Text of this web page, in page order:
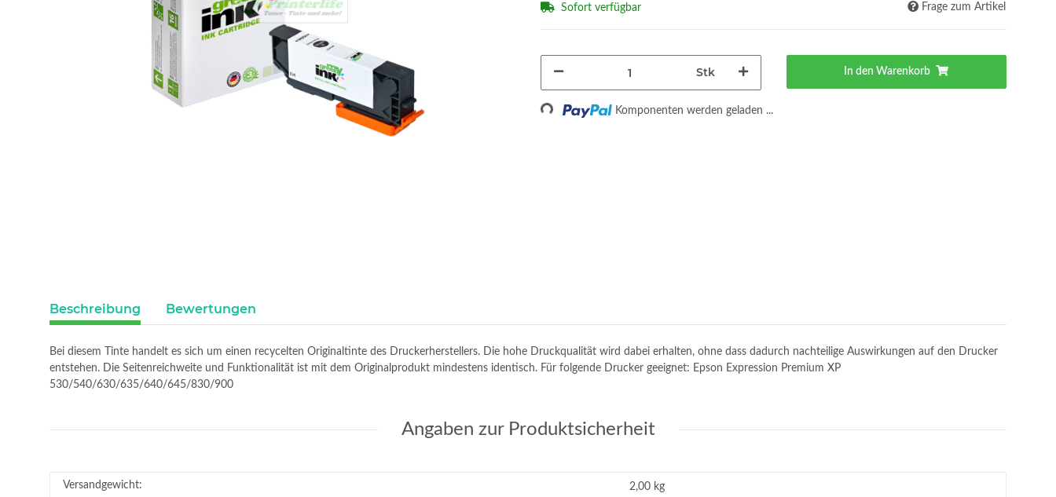
Sofort verfügbar Frage zum Artikel
Stk In den Warenkorb
Loading... Komponenten werden geladen ...
Beschreibung Bewertungen
Bei diesem Tinte handelt es sich um einen recycelten Originaltinte des Druckerherstellers. Die hohe Druckqualität wird dabei erhalten, ohne dass dadurch nachteilige Auswirkungen auf den Drucker
entstehen. Die Seitenreichweite und Funktionalität ist mit dem Originalprodukt mindestens identisch. Für folgende Drucker geeignet: Epson Expression Premium XP
530/540/630/635/640/645/830/900
Angaben zur Produktsicherheit
Versandgewicht: 2,00 kg